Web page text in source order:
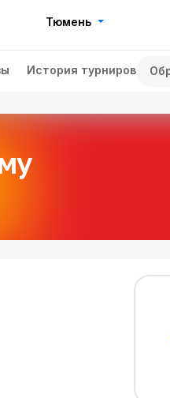
Тюмень
История турниров